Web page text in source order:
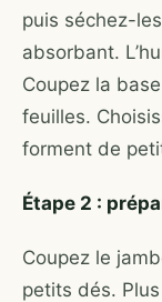
puis séchez-
absorbant.
Coupez la
feuilles.
forment de
Étape 2 :
Coupez le
petits dés.